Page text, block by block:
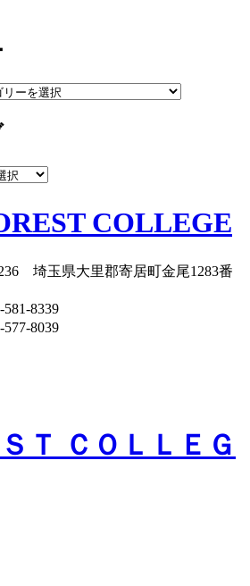
COLLEGE
埼玉県大里郡寄居町金尾1283番
581-8339
8039
Ｔ ＣＯＬＬＥＧ